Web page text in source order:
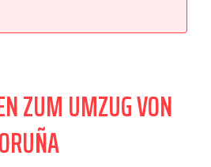
ZUM UMZUG VON